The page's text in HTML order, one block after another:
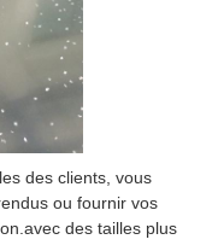
des clients, vous
ou fournir vos
des tailles plus